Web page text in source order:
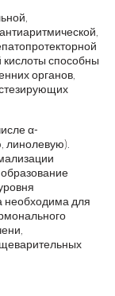
способны
органов,
α-
линолевую).
необходима для